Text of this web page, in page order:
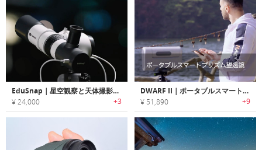
EduSnap｜星空観察と天体撮影に使える2-in-1スマート望遠鏡
¥ 24,000 +3
DWARF II｜ポータブルスマートプリズム望遠鏡「ドワーフⅡ」
¥ 51,890 +9